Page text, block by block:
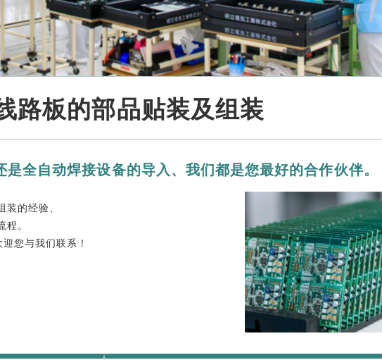
路板的部品贴装及组装
全自动焊接设备的导入、我们都是您最好的合作伙伴。
的经验、
。
您与我们联系！